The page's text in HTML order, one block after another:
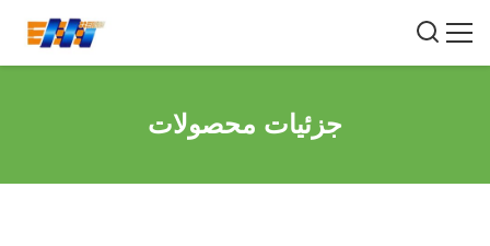
جزئیات محصولات